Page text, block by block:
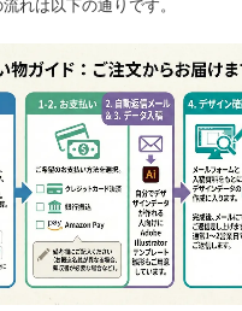
れは以下の通りです。